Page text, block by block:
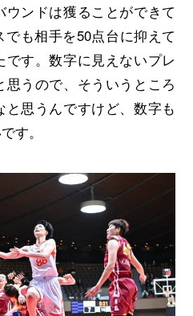
ウンドは獲ることができて
も相手を50点台に抑えて
す。数字に見えないプレ
うので、そういうところ
思うんですけど、数字も
す。